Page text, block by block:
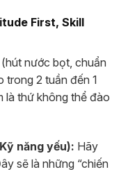
First, Skill
nước bọt, chuẩn
trong 2 tuần đến 1
là thứ không thể đào
năng yếu): Hãy
sẽ là những “chiến